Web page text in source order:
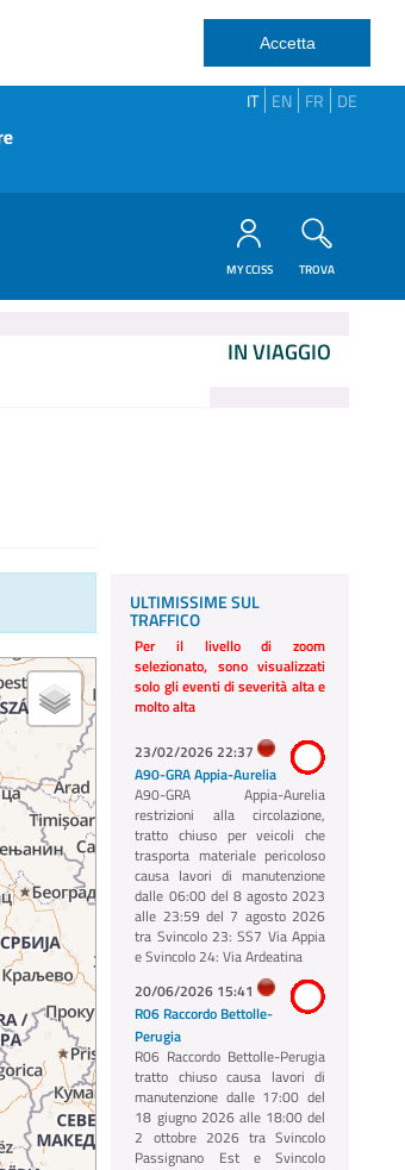
Accetta
IT EN FR DE
MY CCISS TROVA
IN VIAGGIO
ULTIMISSIME SUL
TRAFFICO
Per il livello di zoom
selezionato, sono visualizzati
solo gli eventi di severità alta e
molto alta
23/02/2026 22:37
A90-GRA Appia-Aurelia
A90-GRA Appia-Aurelia
restrizioni alla circolazione,
tratto chiuso per veicoli che
trasporta materiale pericoloso
causa lavori di manutenzione
dalle 06:00 del 8 agosto 2023
alle 23:59 del 7 agosto 2026
tra Svincolo 23: SS7 Via Appia
e Svincolo 24: Via Ardeatina
20/06/2026 15:41
R06 Raccordo Bettolle-
Perugia
R06 Raccordo Bettolle-Perugia
tratto chiuso causa lavori di
manutenzione dalle 17:00 del
18 giugno 2026 alle 18:00 del
2 ottobre 2026 tra Svincolo
Passignano Est e Svincolo